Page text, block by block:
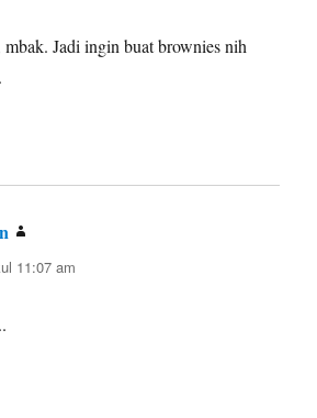
Jadi ingin buat brownies nih
11:07 am